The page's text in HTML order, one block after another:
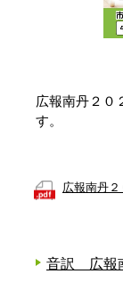
広報南丹２０
す。
広報南丹
音訳 広報